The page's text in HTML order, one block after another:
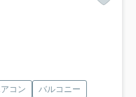
コン
バルコニー